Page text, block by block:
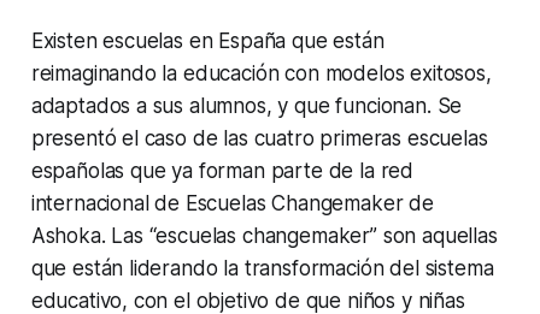
Existen escuelas en España que están
reimaginando la educación con modelos exitosos,
adaptados a sus alumnos, y que funcionan. Se
presentó el caso de las cuatro primeras escuelas
españolas que ya forman parte de la red
internacional de Escuelas Changemaker de
Ashoka. Las “escuelas changemaker” son aquellas
que están liderando la transformación del sistema
educativo, con el objetivo de que niños y niñas